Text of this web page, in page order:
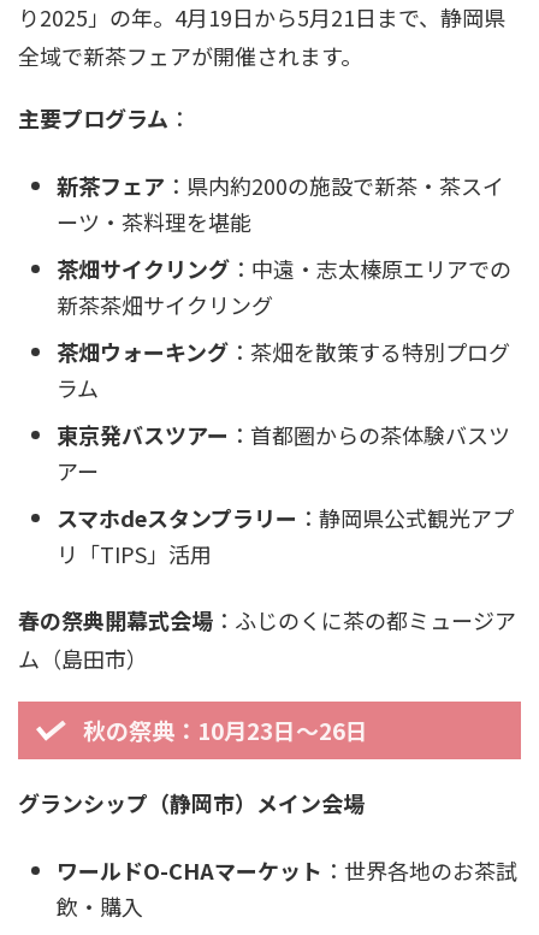
り2025」の年。4月19日から5月21日まで、静岡県
全域で新茶フェアが開催されます。
主要プログラム ：
新茶フェア ：県内約200の施設で新茶・茶スイ
ーツ・茶料理を堪能
茶畑サイクリング ：中遠・志太榛原エリアでの
新茶茶畑サイクリング
茶畑ウォーキング ：茶畑を散策する特別プログ
ラム
東京発バスツアー ：首都圏からの茶体験バスツ
アー
スマホdeスタンプラリー ：静岡県公式観光アプ
リ「TIPS」活用
春の祭典開幕式会場 ：ふじのくに茶の都ミュージア
ム（島田市）
秋の祭典：10月23日〜26日
グランシップ（静岡市）メイン会場
ワールドO-CHAマーケット ：世界各地のお茶試
飲・購入